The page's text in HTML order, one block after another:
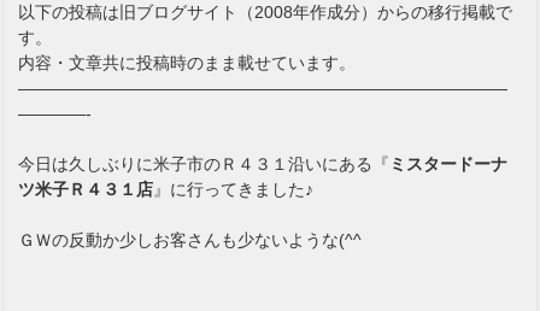
以下の投稿は旧ブログサイト（2008年作成分）からの移行掲載で
す。
内容・文章共に投稿時のまま載せています。
—————————————————————————————
————-
今日は久しぶりに米子市のＲ４３１沿いにある『 ミスタードーナ
ツ米子Ｒ４３１店』に行ってきました♪
ＧＷの反動か少しお客さんも少ないような(^^ゞ